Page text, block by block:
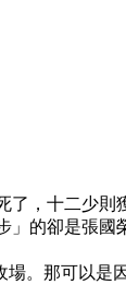
，十二少
的卻是張國
。那可以是